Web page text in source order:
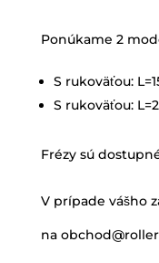
Ponúkame 2
S rukoväťou:
S rukoväťou:
Frézy sú
V prípade vášho
na